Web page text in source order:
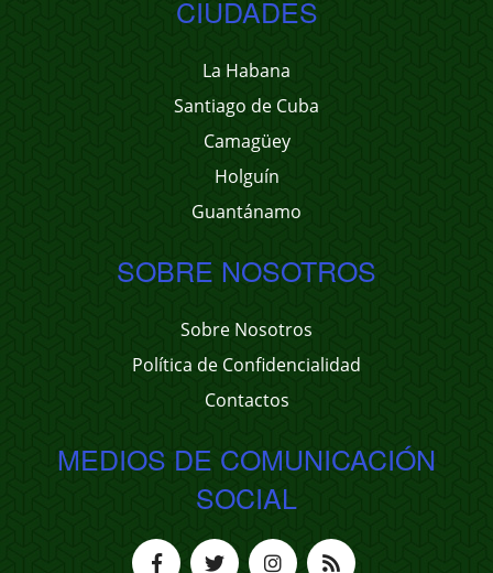
CIUDADES
La Habana
Santiago de Cuba
Camagüey
Holguín
Guantánamo
SOBRE NOSOTROS
Sobre Nosotros
Política de Confidencialidad
Contactos
MEDIOS DE COMUNICACIÓN
SOCIAL